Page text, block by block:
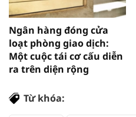
Ngân hàng đóng cửa
loạt phòng giao dịch:
Một cuộc tái cơ cấu diễn
ra trên diện rộng
Từ khóa: